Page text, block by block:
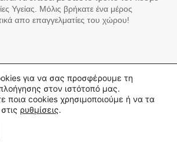
Υγείας. Μόλις βρήκατε ένα μέρος
απο επαγγελματίες του χώρου!
ΜΑΣ!
ΜΑΣ
για να σας προσφέρουμε τη
στον ιστότοπό μας.
ποια cookies χρησιμοποιούμε ή να τα
ρυθμίσεις.